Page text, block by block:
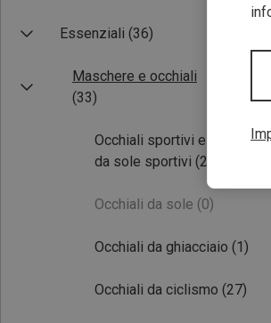
Essenziali (36)
Maschere e occhiali
(33)
Occhiali sportivi e occhiali
da sole sportivi (27)
Occhiali da sole (0)
Occhiali da ghiacciaio (1)
Occhiali da ciclismo (27)